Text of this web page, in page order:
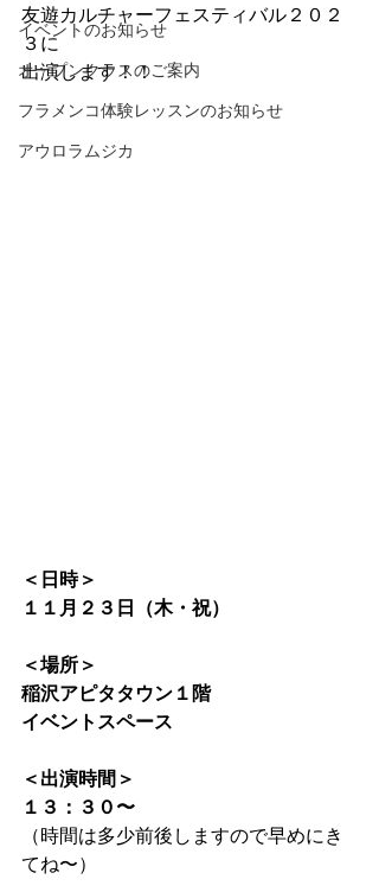
イベントのお知らせ
オープンクラスのご案内
フラメンコ体験レッスンのお知らせ
アウロラムジカ
友遊カルチャーフェスティバル２０２
３に
出演します！！
＜日時＞
１１月２３日（木・祝）
＜場所＞
稲沢アピタタウン１階
イベントスペース
＜出演時間＞
１３：３０〜
（時間は多少前後しますので早めにき
てね〜）